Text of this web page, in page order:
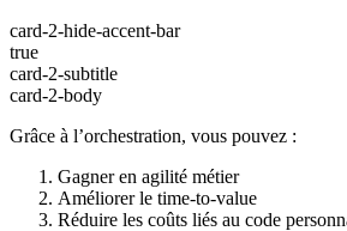
card-2-hide-accent-bar
true
card-2-subtitle
card-2-body
Grâce à l’orchestration, vous pouvez :
Gagner en agilité métier
Améliorer le time-to-value
Réduire les coûts liés au code